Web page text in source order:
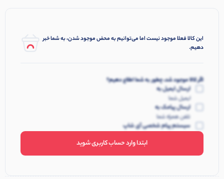
این کالا فعلا موجود نیست اما می‌توانیم به محض موجود شدن، به شما خبر
دهیم.
اگر کالا موجود شد، چطور به شما اطلاع دهیم؟
ارسال ایمیل به
ایمیل شما
ارسال پیامک به
تلفن همراه شما
سیستم پیام شخصی آی شاپ
ابتدا وارد حساب کاربری شوید